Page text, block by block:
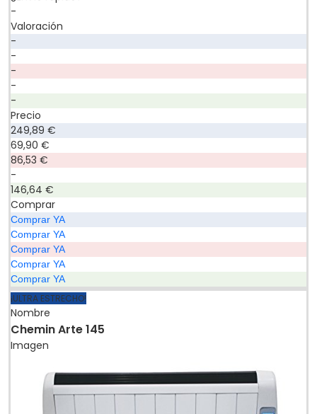
-
Valoración
-
-
-
-
-
Precio
249,89 €
69,90 €
86,53 €
-
146,64 €
Comprar
Comprar YA
Comprar YA
Comprar YA
Comprar YA
Comprar YA
¡ULTRA ESTRECHO!
Nombre
Chemin Arte 145
Imagen